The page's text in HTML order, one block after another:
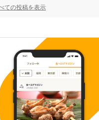
ての投稿を表示